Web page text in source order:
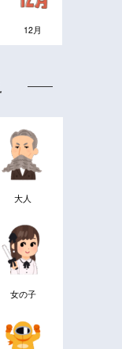
12月
大人
女の子